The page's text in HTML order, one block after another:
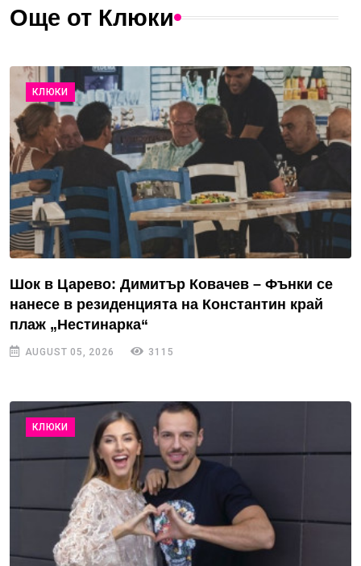
Още от Клюки
КЛЮКИ
Шок в Царево: Димитър Ковачев – Фънки се
нанесе в резиденцията на Константин край
плаж „Нестинарка“
AUGUST 05, 2026 3115
КЛЮКИ